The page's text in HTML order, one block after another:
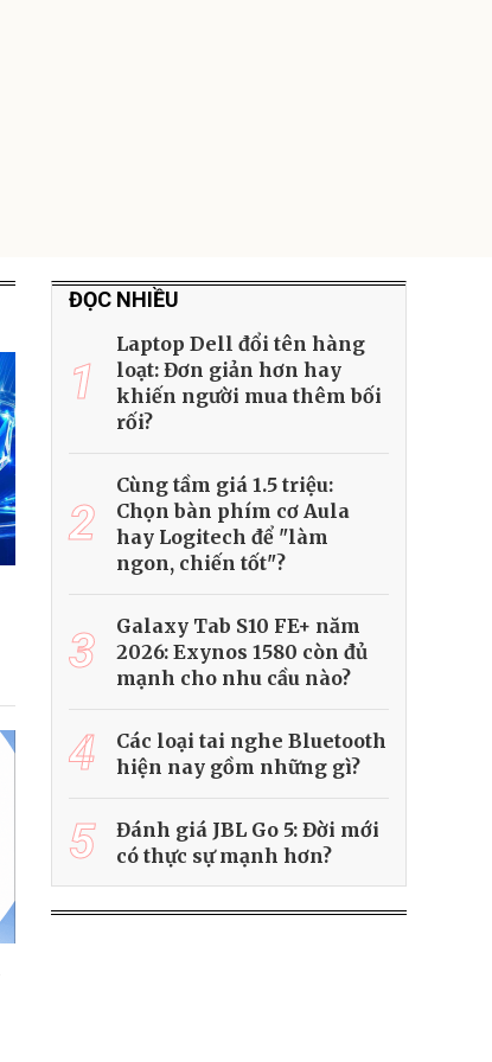
ĐỌC NHIỀU
1
Laptop Dell đổi tên hàng
loạt: Đơn giản hơn hay
khiến người mua thêm bối
rối?
2
Cùng tầm giá 1.5 triệu:
Chọn bàn phím cơ Aula
hay Logitech để "làm
ngon, chiến tốt"?
3
Galaxy Tab S10 FE+ năm
2026: Exynos 1580 còn đủ
mạnh cho nhu cầu nào?
4
Các loại tai nghe Bluetooth
hiện nay gồm những gì?
5
Đánh giá JBL Go 5: Đời mới
có thực sự mạnh hơn?